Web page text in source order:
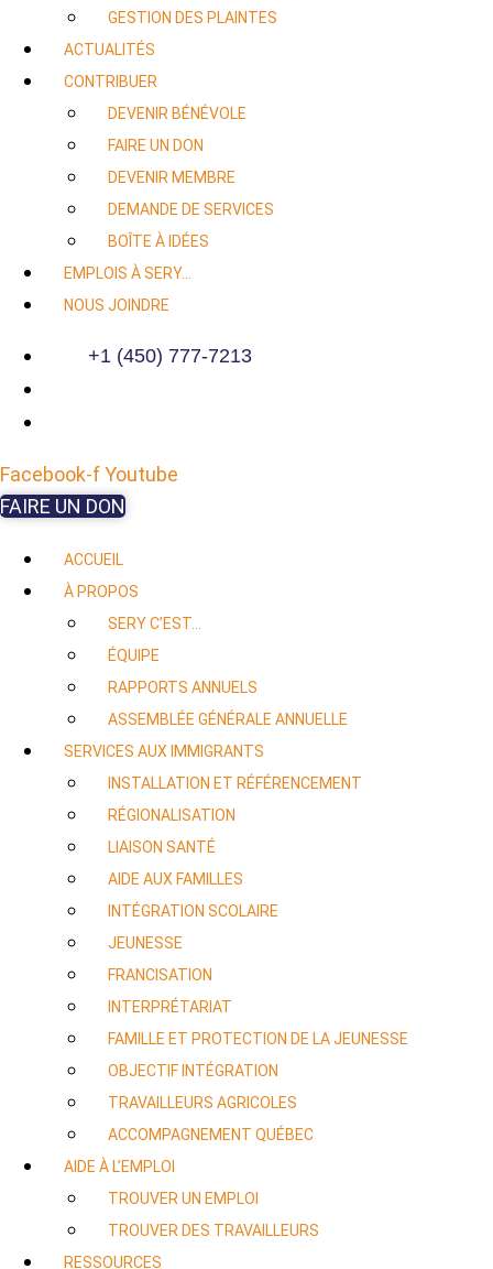
GESTION DES PLAINTES
ACTUALITÉS
CONTRIBUER
DEVENIR BÉNÉVOLE
FAIRE UN DON
DEVENIR MEMBRE
DEMANDE DE SERVICES
BOÎTE À IDÉES
EMPLOIS À SERY…
NOUS JOINDRE
+1 (450) 777-7213
Facebook-fYoutube
FAIRE UN DON
ACCUEIL
À PROPOS
SERY C’EST…
ÉQUIPE
RAPPORTS ANNUELS
ASSEMBLÉE GÉNÉRALE ANNUELLE
SERVICES AUX IMMIGRANTS
INSTALLATION ET RÉFÉRENCEMENT
RÉGIONALISATION
LIAISON SANTÉ
AIDE AUX FAMILLES
INTÉGRATION SCOLAIRE
JEUNESSE
FRANCISATION
INTERPRÉTARIAT
FAMILLE ET PROTECTION DE LA JEUNESSE
OBJECTIF INTÉGRATION
TRAVAILLEURS AGRICOLES
ACCOMPAGNEMENT QUÉBEC
AIDE À L’EMPLOI
TROUVER UN EMPLOI
TROUVER DES TRAVAILLEURS
RESSOURCES